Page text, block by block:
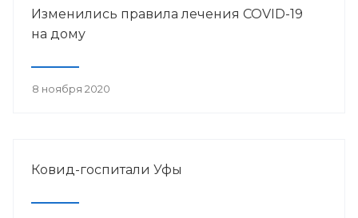
Изменились правила лечения COVID-19
на дому
8 ноября 2020
Ковид-госпитали Уфы